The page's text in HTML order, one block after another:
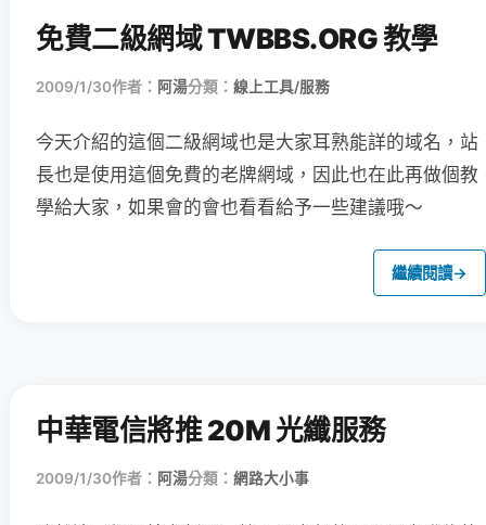
免費二級網域 TWBBS.ORG 教學
2009/1/30作者： 阿湯分類： 線上工具/服務
今天介紹的這個二級網域也是大家耳熟能詳的域名，站
長也是使用這個免費的老牌網域，因此也在此再做個教
學給大家，如果會的會也看看給予一些建議哦～
繼續閱讀→
中華電信將推 20M 光纖服務
2009/1/30作者： 阿湯分類： 網路大小事